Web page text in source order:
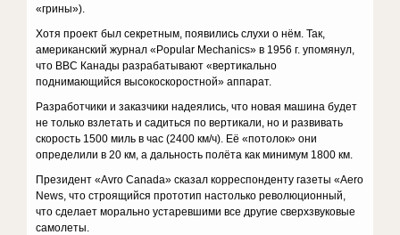
«грины»).
Хотя проект был секретным, появились слухи о нём. Так,
американский журнал «Popular Mechanics» в 1956 г. упомянул,
что ВВС Канады разрабатывают «вертикально
поднимающийся высокоскоростной» аппарат.
Разработчики и заказчики надеялись, что новая машина будет
не только взлетать и садиться по вертикали, но и развивать
скорость 1500 миль в час (2400 км/ч). Её «потолок» они
определили в 20 км, а дальность полёта как минимум 1800 км.
Президент «Avro Canada» сказал корреспонденту газеты «Aero
News, что строящийся прототип настолько революционный,
что сделает морально устаревшими все другие сверхзвуковые
самолеты.